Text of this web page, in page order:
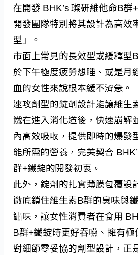
在開發 BHK’s 璨研維他命B群
開發團隊特別將其設計為高效
型」。
市面上常見的長效型或緩釋型
於下午極度疲勞想睡、或是月
血的女性來說根本緩不濟急。
速攻劑型的錠劑設計能讓維生
鐵在進入消化道後，快速崩解
內高效吸收，提供即時的爆發
能所需的營養，完美契合
群+鐵錠的開發初衷。
此外，錠劑的扎實薄膜包覆設
徹底鎖住維生素B群的臭味與
鏽味，讓女性消費者在食用
B群+鐵錠時更好吞嚥、擁有極
對細節零妥協的劑型設計，正